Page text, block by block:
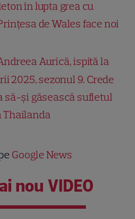
în lupta grea cu
de Wales face noi
Aurică, ispită la
2025, sezonul 9. Crede
să-și găsească sufletul
Thailanda
Google News
nou VIDEO